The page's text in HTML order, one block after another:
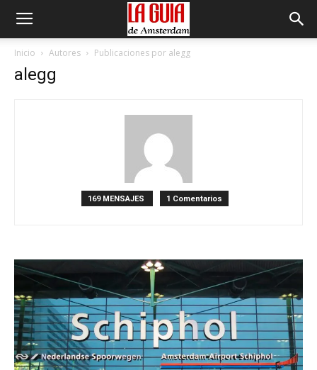
Inicio Autores Publicaciones por alegg
alegg
169 MENSAJES 1 Comentarios